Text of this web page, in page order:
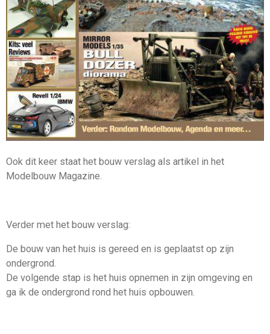
Ook dit keer staat het bouw verslag als artikel in het
Modelbouw Magazine.
Verder met het bouw verslag:
De bouw van het huis is gereed en is geplaatst op zijn
ondergrond.
De volgende stap is het huis opnemen in zijn omgeving en
ga ik de ondergrond rond het huis opbouwen.